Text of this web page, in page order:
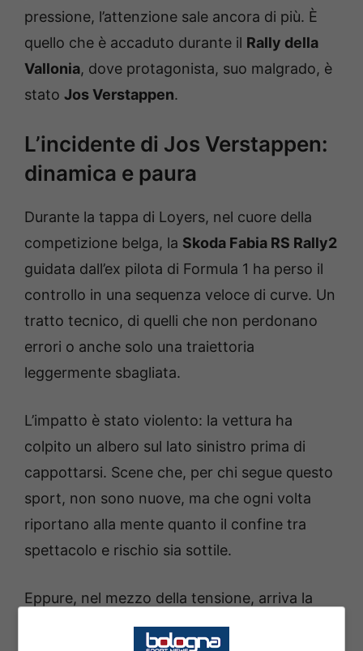
pressione, l’attenzione sale ancora di più. È
quello che è accaduto durante il Rally della
Vallonia, dove protagonista, suo malgrado, è
stato Jos Verstappen.
L’incidente di Jos Verstappen:
dinamica e paura
Durante la tappa di Loyers, nel cuore della
competizione belga, la Skoda Fabia RS Rally2
guidata dall’ex pilota di Formula 1 ha perso il
controllo in una sequenza veloce di curve. Un
tratto tecnico, di quelli che non perdonano
errori o anche solo una traiettoria
leggermente sbagliata.
L’impatto è stato violento: la vettura ha
colpito un albero sul lato sinistro prima di
cappottarsi. Scene che, per chi segue questo
sport, non sono nuove, ma che ogni volta
riportano alla mente quanto il confine tra
spettacolo e rischio sia sottile.
Eppure, nel mezzo della tensione, arriva la
notizia che tutti aspettavano: